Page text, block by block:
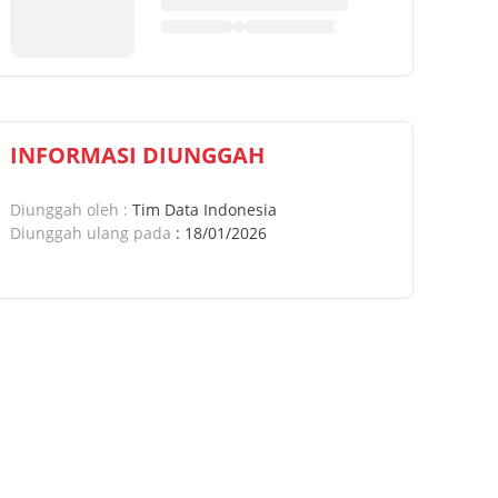
INFORMASI DIUNGGAH
Diunggah oleh : Tim Data Indonesia
Diunggah ulang pada : 18/01/2026